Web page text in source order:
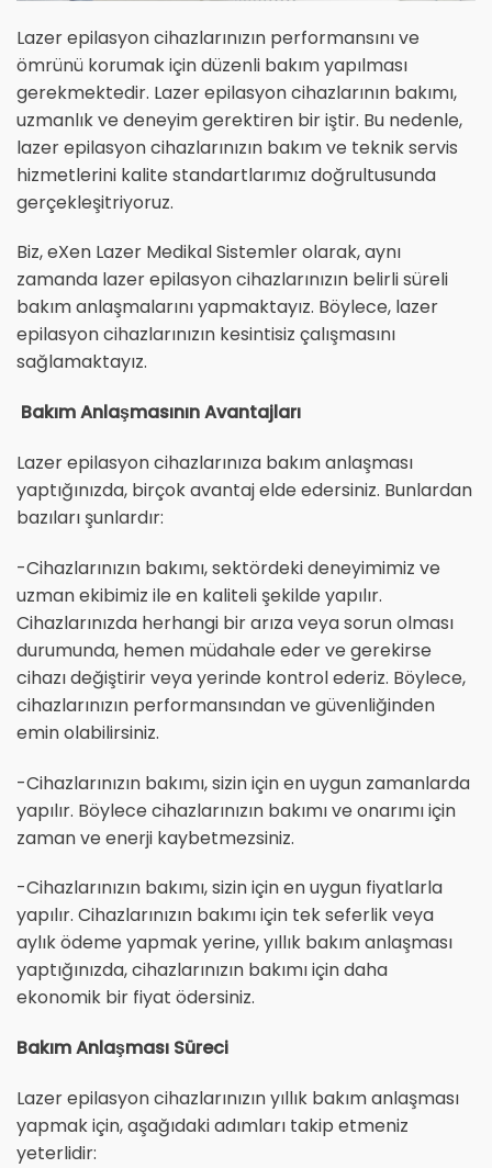
Lazer epilasyon cihazlarınızın performansını ve
ömrünü korumak için düzenli bakım yapılması
gerekmektedir. Lazer epilasyon cihazlarının bakımı,
uzmanlık ve deneyim gerektiren bir iştir. Bu nedenle,
lazer epilasyon cihazlarınızın bakım ve teknik servis
hizmetlerini kalite standartlarımız doğrultusunda
gerçekleşitriyoruz.
Biz, eXen Lazer Medikal Sistemler olarak, aynı
zamanda lazer epilasyon cihazlarınızın belirli süreli
bakım anlaşmalarını yapmaktayız. Böylece, lazer
epilasyon cihazlarınızın kesintisiz çalışmasını
sağlamaktayız.
Bakım Anlaşmasının Avantajları
Lazer epilasyon cihazlarınıza bakım anlaşması
yaptığınızda, birçok avantaj elde edersiniz. Bunlardan
bazıları şunlardır:
-Cihazlarınızın bakımı, sektördeki deneyimimiz ve
uzman ekibimiz ile en kaliteli şekilde yapılır.
Cihazlarınızda herhangi bir arıza veya sorun olması
durumunda, hemen müdahale eder ve gerekirse
cihazı değiştirir veya yerinde kontrol ederiz. Böylece,
cihazlarınızın performansından ve güvenliğinden
emin olabilirsiniz.
-Cihazlarınızın bakımı, sizin için en uygun zamanlarda
yapılır. Böylece cihazlarınızın bakımı ve onarımı için
zaman ve enerji kaybetmezsiniz.
-Cihazlarınızın bakımı, sizin için en uygun fiyatlarla
yapılır. Cihazlarınızın bakımı için tek seferlik veya
aylık ödeme yapmak yerine, yıllık bakım anlaşması
yaptığınızda, cihazlarınızın bakımı için daha
ekonomik bir fiyat ödersiniz.
Bakım Anlaşması Süreci
Lazer epilasyon cihazlarınızın yıllık bakım anlaşması
yapmak için, aşağıdaki adımları takip etmeniz
yeterlidir: